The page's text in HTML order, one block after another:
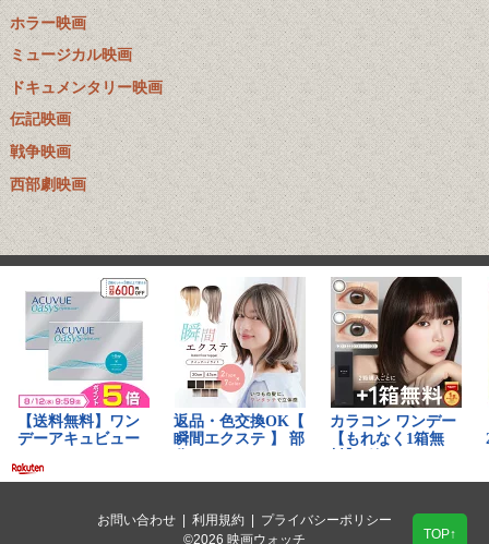
ホラー映画
ミュージカル映画
ドキュメンタリー映画
伝記映画
戦争映画
西部劇映画
お問い合わせ | 利用規約 | プライバシーポリシー
©2026 映画ウォッチ
TOP↑